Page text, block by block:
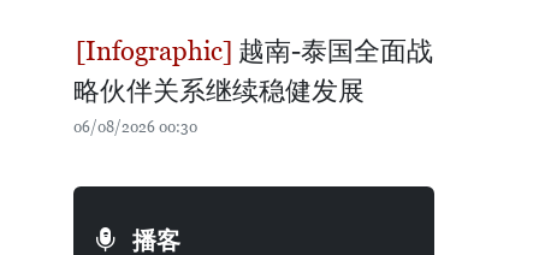
越南-泰国全面战
略伙伴关系继续稳健发展
06/08/2026 00:30
播客